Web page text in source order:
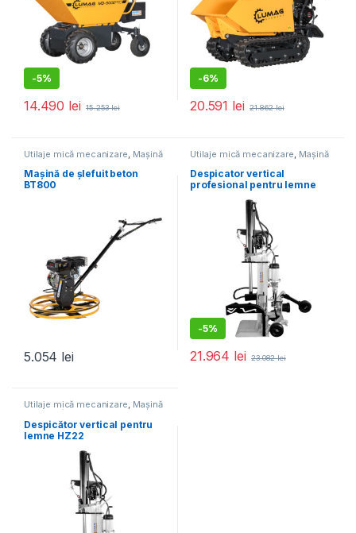
-5%
14.490 lei 15.253lei
-6%
20.591 lei 21.862lei
Utilaje mică mecanizare Mașină
de șlefuit beton
Mașină de șlefuit beton
BT800
5.054 lei
Utilaje mică mecanizare Mașină
de tocat/despicat lemne
Despicator vertical
profesional pentru lemne
-5%
21.964 lei 23.082lei
Utilaje mică mecanizare, Mașină
de tocat/despicat lemne
Despicător vertical pentru
lemne HZ22